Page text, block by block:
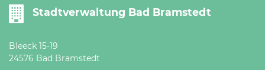
Stadtverwaltung Bad Bramstedt
Bleeck 15-19
24576 Bad Bramstedt